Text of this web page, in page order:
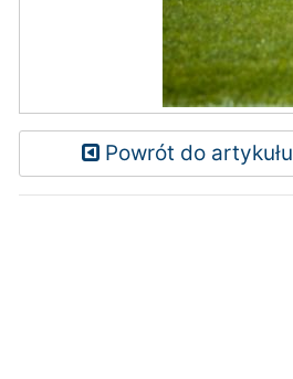
Powrót do artykułu